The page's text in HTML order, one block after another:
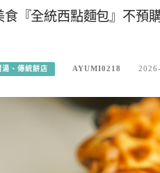
食『全統西點麵包』不預
、傳統餅店 AYUMI0218